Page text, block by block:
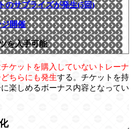
のサプライズが発生(5回)
開催
を入手可能
ケットを購入していないトレーナ
ちらにも発生する。チケットを持
楽しめるボーナス内容となってい